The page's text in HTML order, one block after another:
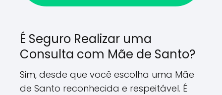
É Seguro Realizar uma
Consulta com Mãe de Santo?
Sim, desde que você escolha uma Mãe
de Santo reconhecida e respeitável. É